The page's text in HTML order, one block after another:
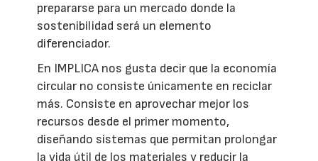
prepararse para un mercado donde la
sostenibilidad será un elemento
diferenciador.
En IMPLICA nos gusta decir que la economía
circular no consiste únicamente en reciclar
más. Consiste en aprovechar mejor los
recursos desde el primer momento,
diseñando sistemas que permitan prolongar
la vida útil de los materiales y reducir la